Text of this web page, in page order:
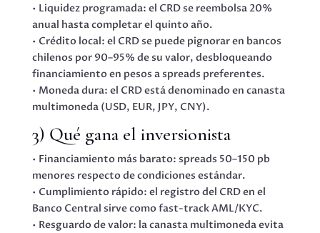
• Liquidez programada: el CRD se reembolsa 20%
anual hasta completar el quinto año.
• Crédito local: el CRD se puede pignorar en bancos
chilenos por 90–95% de su valor, desbloqueando
financiamiento en pesos a spreads preferentes.
• Moneda dura: el CRD está denominado en canasta
multimoneda (USD, EUR, JPY, CNY).
3) Qué gana el inversionista
• Financiamiento más barato: spreads 50–150 pb
menores respecto de condiciones estándar.
• Cumplimiento rápido: el registro del CRD en el
Banco Central sirve como fast-track AML/KYC.
• Resguardo de valor: la canasta multimoneda evita